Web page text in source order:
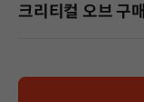
크리티컬 오브 구매